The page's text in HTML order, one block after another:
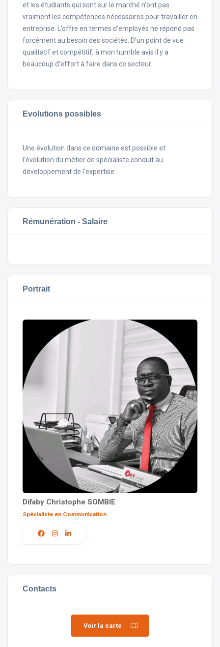
et les étudiants qui sont sur le marché n'ont pas
vraiment les compétences nécessaires pour travailler en
entreprise. L’offre en termes d’employés ne répond pas
forcément au besoin des sociétés. D’un point de vue
qualitatif et compétitif, à mon humble avis il y a
beaucoup d’effort à faire dans ce secteur.
Evolutions possibles
Une évolution dans ce domaine est possible et
l'évolution du métier de spécialiste conduit au
développement de l'expertise.
Rémunération - Salaire
Portrait
Difaby Christophe SOMBIE
Spécialiste en Communication
Contacts
Voir la carte